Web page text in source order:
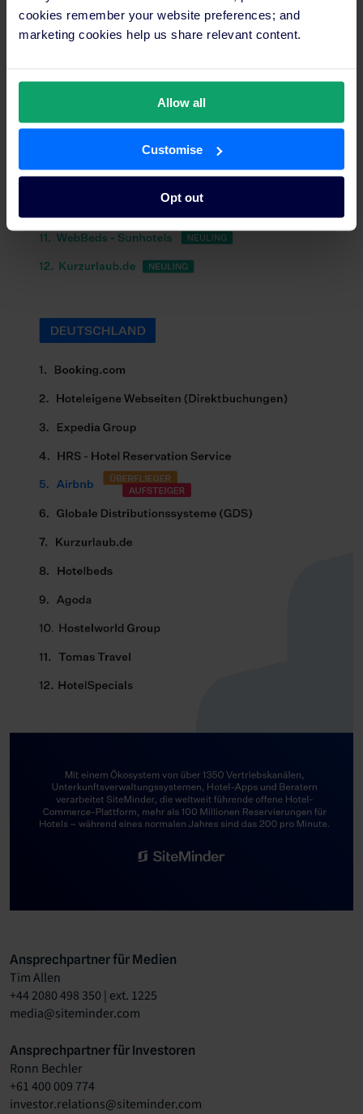
cookies remember your website preferences; and
marketing cookies help us share relevant content.
Allow all
Customise
Opt out
Ansprechpartner für Medien
Tim Allen
+44 2080 498 350 | ext. 1225
media@siteminder.com
Ansprechpartner für Investoren
Ronn Bechler
+61 400 009 774
investor.relations@siteminder.com